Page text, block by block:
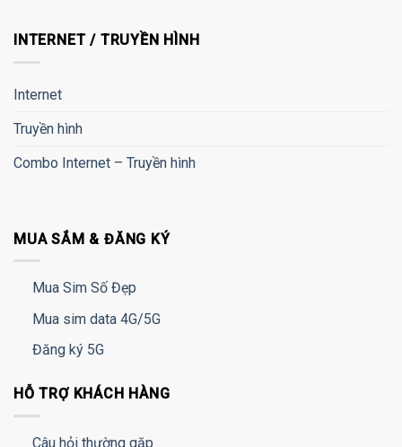
INTERNET / TRUYỀN HÌNH
Internet
Truyền hình
Combo Internet – Truyền hình
MUA SẮM & ĐĂNG KÝ
Mua Sim Số Đẹp
Mua sim data 4G/5G
Đăng ký 5G
HỖ TRỢ KHÁCH HÀNG
Câu hỏi thường gặp